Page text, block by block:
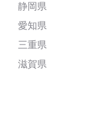
静岡県
愛知県
三重県
滋賀県